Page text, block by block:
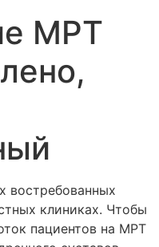
МРТ
востребованных
клиниках. Чтобы
пациентов на МРТ